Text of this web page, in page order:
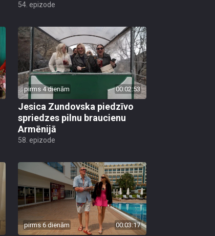
54. epizode
pirms 4 dienām 00:02:53
Jesica Zundovska piedzīvo
spriedzes pilnu braucienu
Armēnijā
58. epizode
pirms 6 dienām 00:03:17